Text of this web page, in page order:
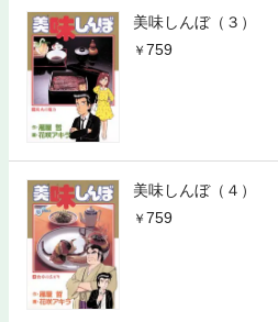
美味しんぼ（３）
759
美味しんぼ（４）
759